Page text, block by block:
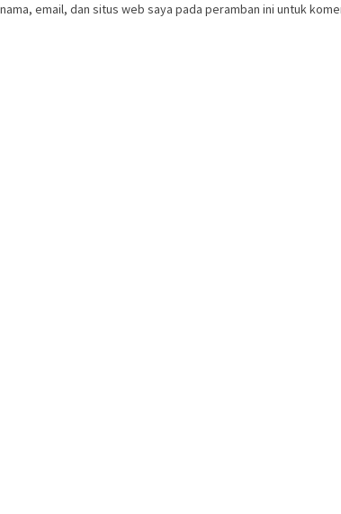
email, dan situs web saya pada peramban ini untuk